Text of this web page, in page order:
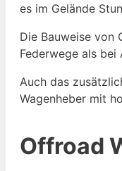
es im Gelände
Die Bauweise von
Federwege als
Auch das
Wagenheber mit
Offroad